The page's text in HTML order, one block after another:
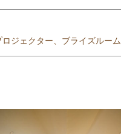
ロジェクター、ブライズルーム